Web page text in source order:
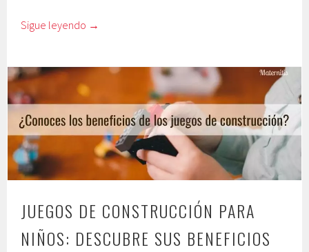
Sigue leyendo →
JUEGOS DE CONSTRUCCIÓN PARA
NIÑOS: DESCUBRE SUS BENEFICIOS